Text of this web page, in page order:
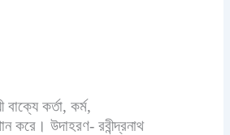
বাক্যে কর্তা,কর্ম,
করে। উদাহরণ- রবীন্দ্রনাথ